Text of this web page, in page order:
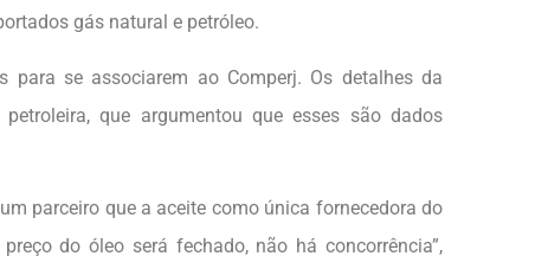
gás natural e petróleo.
para se associarem ao Comperj. Os detalhes da
que argumentou que esses são dados
parceiro que a aceite como única fornecedora do
do óleo será fechado, não há concorrência”,